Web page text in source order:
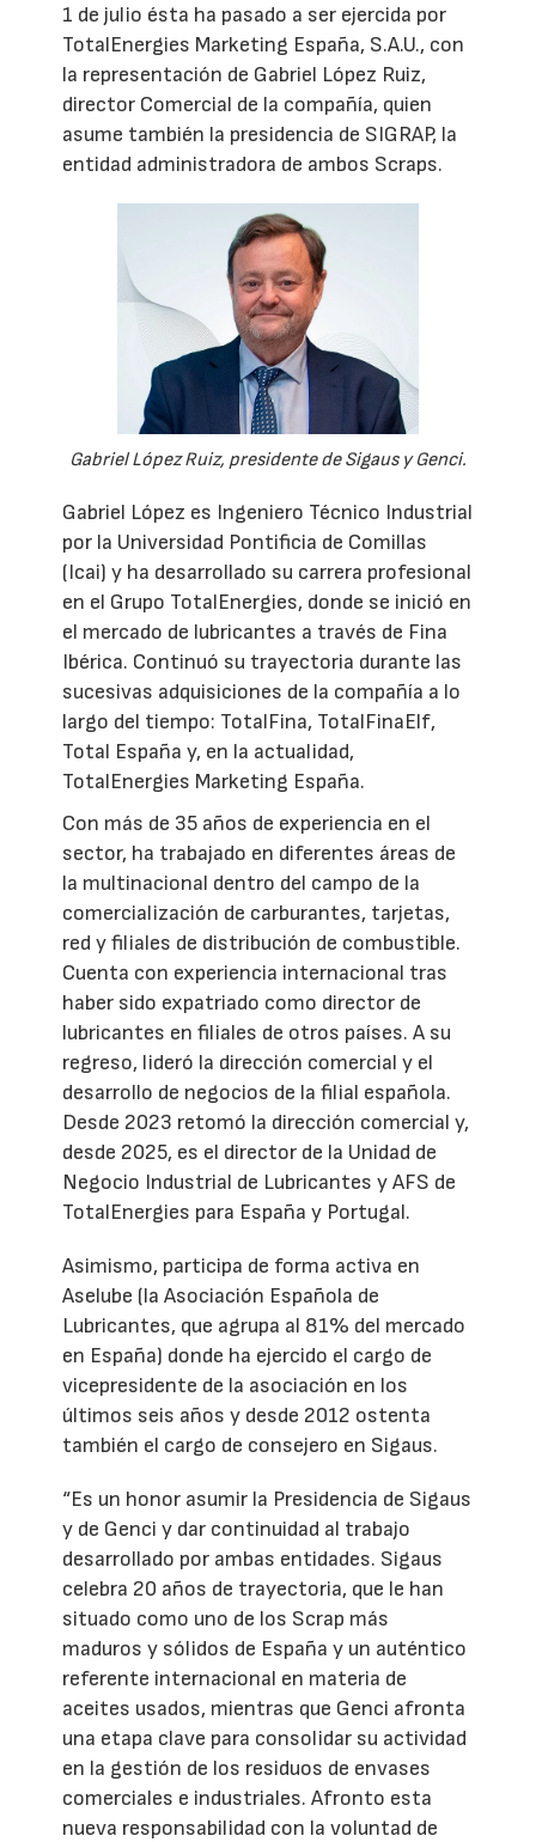
1 de julio ésta ha pasado a ser ejercida por
TotalEnergies Marketing España, S.A.U., con
la representación de Gabriel López Ruiz,
director Comercial de la compañía, quien
asume también la presidencia de SIGRAP, la
entidad administradora de ambos Scraps.
Gabriel López Ruiz, presidente de Sigaus y Genci.
Gabriel López es Ingeniero Técnico Industrial
por la Universidad Pontificia de Comillas
(Icai) y ha desarrollado su carrera profesional
en el Grupo TotalEnergies, donde se inició en
el mercado de lubricantes a través de Fina
Ibérica. Continuó su trayectoria durante las
sucesivas adquisiciones de la compañía a lo
largo del tiempo: TotalFina, TotalFinaElf,
Total España y, en la actualidad,
TotalEnergies Marketing España.
Con más de 35 años de experiencia en el
sector, ha trabajado en diferentes áreas de
la multinacional dentro del campo de la
comercialización de carburantes, tarjetas,
red y filiales de distribución de combustible.
Cuenta con experiencia internacional tras
haber sido expatriado como director de
lubricantes en filiales de otros países. A su
regreso, lideró la dirección comercial y el
desarrollo de negocios de la filial española.
Desde 2023 retomó la dirección comercial y,
desde 2025, es el director de la Unidad de
Negocio Industrial de Lubricantes y AFS de
TotalEnergies para España y Portugal.
Asimismo, participa de forma activa en
Aselube (la Asociación Española de
Lubricantes, que agrupa al 81% del mercado
en España) donde ha ejercido el cargo de
vicepresidente de la asociación en los
últimos seis años y desde 2012 ostenta
también el cargo de consejero en Sigaus.
“Es un honor asumir la Presidencia de Sigaus
y de Genci y dar continuidad al trabajo
desarrollado por ambas entidades. Sigaus
celebra 20 años de trayectoria, que le han
situado como uno de los Scrap más
maduros y sólidos de España y un auténtico
referente internacional en materia de
aceites usados, mientras que Genci afronta
una etapa clave para consolidar su actividad
en la gestión de los residuos de envases
comerciales e industriales. Afronto esta
nueva responsabilidad con la voluntad de